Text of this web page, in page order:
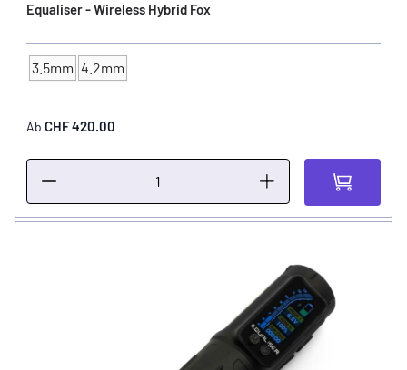
Equaliser - Wireless Hybrid Fox
Hub / Stroke
3.5mm 4.2mm
Ab CHF 420.00